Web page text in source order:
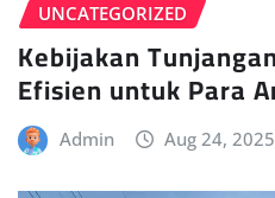
UNCATEGORIZED
Kebijakan
Efisien untuk Para
Admin Aug 24, 2025